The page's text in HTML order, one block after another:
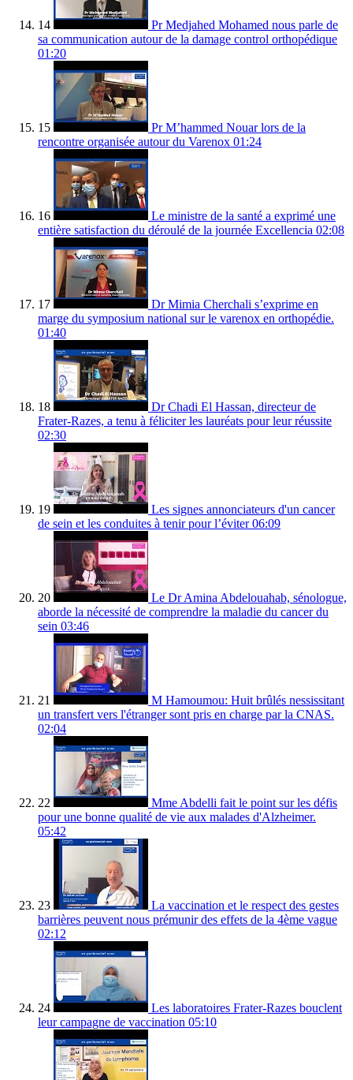
14
Pr Medjahed Mohamed nous parle de
sa communication autour de la damage control orthopédique
01:20
15
Pr M’hammed Nouar lors de la
rencontre organisée autour du Varenox 01:24
16
Le ministre de la santé a exprimé une
entière satisfaction du déroulé de la journée Excellencia 02:08
17
Dr Mimia Cherchali s’exprime en
marge du symposium national sur le varenox en orthopédie.
01:40
18
Dr Chadi El Hassan, directeur de
Frater-Razes, a tenu à féliciter les lauréats pour leur réussite
02:30
19
Les signes annonciateurs d'un cancer
de sein et les conduites à tenir pour l’éviter 06:09
20
Le Dr Amina Abdelouahab, sénologue,
aborde la nécessité de comprendre la maladie du cancer du
sein 03:46
21
M Hamoumou: Huit brûlés nessissitant
un transfert vers l'étranger sont pris en charge par la CNAS.
02:04
22
Mme Abdelli fait le point sur les défis
pour une bonne qualité de vie aux malades d'Alzheimer.
05:42
23
La vaccination et le respect des gestes
barrières peuvent nous prémunir des effets de la 4ème vague
02:12
24
Les laboratoires Frater-Razes bouclent
leur campagne de vaccination 05:10